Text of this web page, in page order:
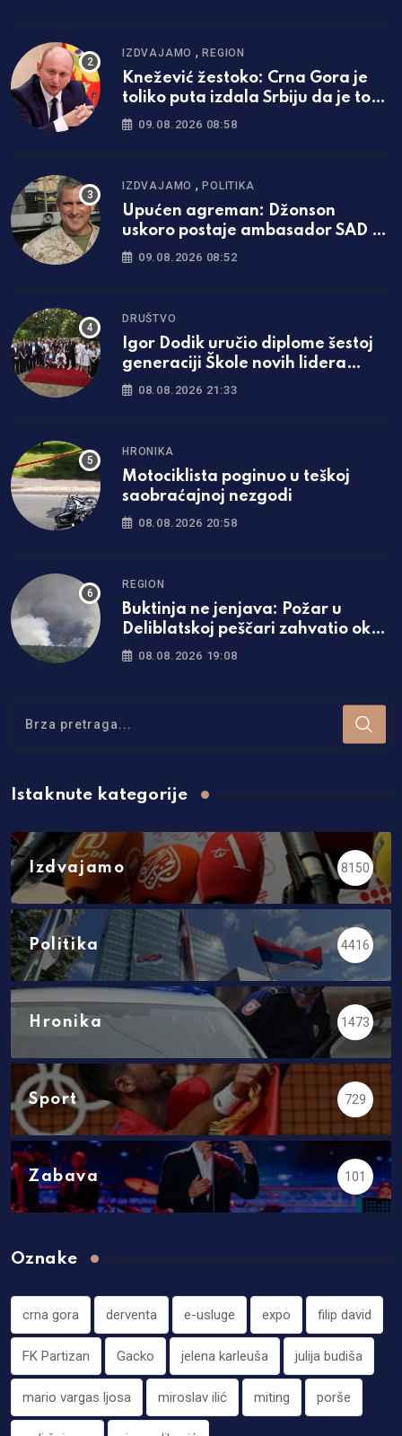
IZDVAJAMO ,REGION
Knežević žestoko: Crna Gora je
toliko puta izdala Srbiju da je to
dovoljno i za one koji će tek da se
09.08.2026 08:58
IZDVAJAMO ,POLITIKA
Upućen agreman: Džonson
uskoro postaje ambasador SAD u
BiH09.08.2026 08:52
DRUŠTVO
Igor Dodik uručio diplome šestoj
generaciji Škole novih lidera
SNSD-a: „Za Srpsku se najviše
08.08.2026 21:33
HRONIKA
Motociklista poginuo u teškoj
saobraćajnoj nezgodi
08.08.2026 20:58
REGION
Buktinja ne jenjava: Požar u
Deliblatskoj peščari zahvatio oko
1.500 hektara šume i niskog
08.08.2026 19:08
Istaknute kategorije
Izdvajamo 8150
Politika 4416
Hronika 1473
Sport 729
Zabava 101
Oznake
crna gora derventa e-usluge expo filip david
FK Partizan Gacko jelena karleuša julija budiša
mario vargas ljosa miroslav ilić miting porše